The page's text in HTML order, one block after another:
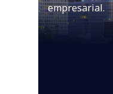
empresarial.